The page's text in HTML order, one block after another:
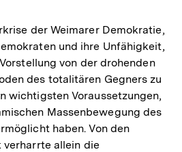
der Weimarer Demokratie,
und ihre Unfähigkeit,
von der drohenden
des totalitären Gegners zu
wichtigsten Voraussetzungen,
Massenbewegung des
haben. Von den
verharrte allein die